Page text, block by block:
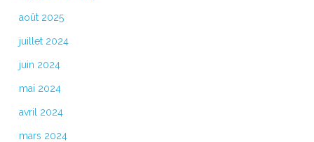
août 2025
juillet 2024
juin 2024
mai 2024
avril 2024
mars 2024